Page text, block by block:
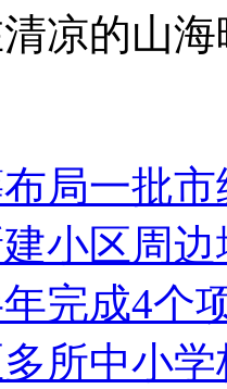
凉的山
局一批市
小区周
完成4个
所中小